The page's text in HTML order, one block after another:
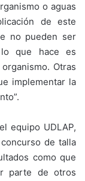
o aguas
de este
no pueden ser
lo que hace es
Otras
implementar la
equipo UDLAP,
de talla
como que
parte de otros